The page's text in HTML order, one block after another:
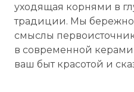
уходящая корнями в
традиции. Мы
смыслы
в современной
ваш быт красотой и